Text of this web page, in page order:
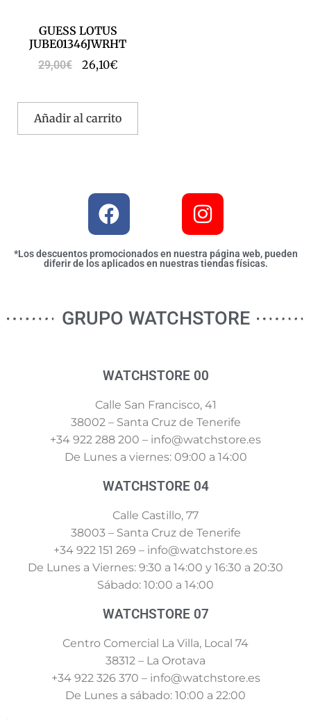
GUESS LOTUS
JUBE01346JWRHT
29,00€ 26,10€
Añadir al carrito
*Los descuentos promocionados en nuestra página web, pueden
diferir de los aplicados en nuestras tiendas físicas.
GRUPO WATCHSTORE
WATCHSTORE 00
Calle San Francisco, 41
38002 – Santa Cruz de Tenerife
+34 922 288 200 – info@watchstore.es
De Lunes a viernes: 09:00 a 14:00
WATCHSTORE 04
Calle Castillo, 77
38003 – Santa Cruz de Tenerife
+34 922 151 269 – info@watchstore.es
De Lunes a Viernes: 9:30 a 14:00 y 16:30 a 20:30
Sábado: 10:00 a 14:00
WATCHSTORE 07
Centro Comercial La Villa, Local 74
38312 – La Orotava
+34 922 326 370 – info@watchstore.es
De Lunes a sábado: 10:00 a 22:00